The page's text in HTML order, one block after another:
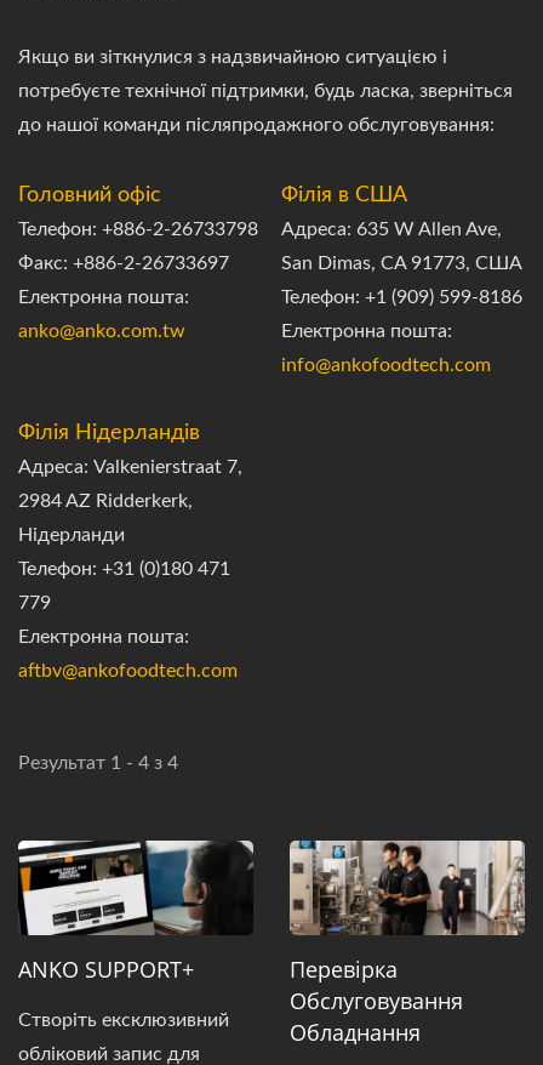
Якщо ви зіткнулися з надзвичайною ситуацією і
потребуєте технічної підтримки, будь ласка, зверніться
до нашої команди післяпродажного обслуговування:
Головний офіс
Телефон: +886-2-26733798
Факс: +886-2-26733697
Електронна пошта:
anko@anko.com.tw
Філія в США
Адреса: 635 W Allen Ave,
San Dimas, CA 91773, США
Телефон: +1 (909) 599-8186
Електронна пошта:
info@ankofoodtech.com
Філія Нідерландів
Адреса: Valkenierstraat 7,
2984 AZ Ridderkerk,
Нідерланди
Телефон: +31 (0)180 471
779
Електронна пошта:
aftbv@ankofoodtech.com​
Результат 1 - 4 з 4
ANKO SUPPORT+
Створіть ексклюзивний
обліковий запис для
Перевірка
Обслуговування
Обладнання